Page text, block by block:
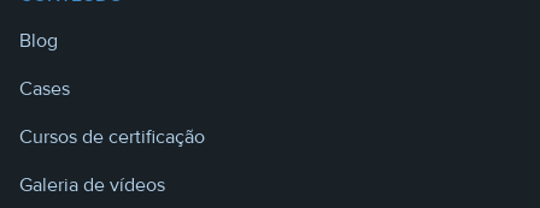
Blog
Cases
Cursos de certificação
Galeria de vídeos